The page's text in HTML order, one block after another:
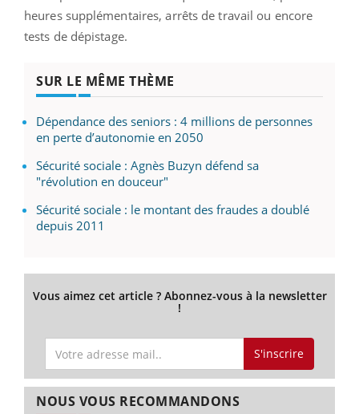
heures supplémentaires, arrêts de travail ou encore
tests de dépistage.
SUR LE MÊME THÈME
Dépendance des seniors : 4 millions de personnes
en perte d’autonomie en 2050
Sécurité sociale : Agnès Buzyn défend sa
"révolution en douceur"
Sécurité sociale : le montant des fraudes a doublé
depuis 2011
Vous aimez cet article ? Abonnez-vous à la newsletter
!
S'inscrire
NOUS VOUS RECOMMANDONS